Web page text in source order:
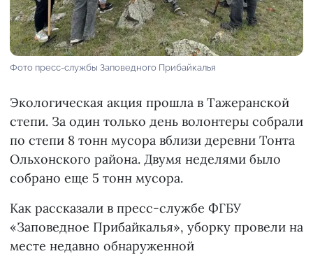
Фото пресс-службы Заповедного Прибайкалья
Экологическая акция прошла в Тажеранской
степи. За один только день волонтеры собрали
по степи 8 тонн мусора вблизи деревни Тонта
Ольхонского района. Двумя неделями было
собрано еще 5 тонн мусора.
Как рассказали в пресс-службе ФГБУ
«Заповедное Прибайкалья», уборку провели на
месте недавно обнаруженной